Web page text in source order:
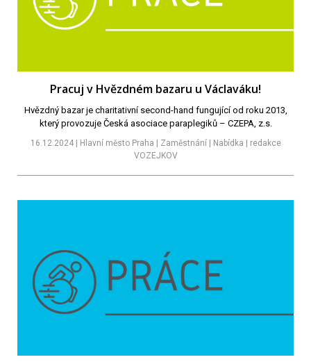
Pracuj v Hvězdném bazaru u Václaváku!
Hvězdný bazar je charitativní second-hand fungující od roku 2013,
který provozuje Česká asociace paraplegiků – CZEPA, z.s.
16.12.2024 | Hlavní město Praha | Zaměstnání | Nabídka | redakce
VOZEJKOV